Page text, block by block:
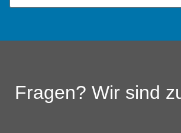
Fragen? Wir sind